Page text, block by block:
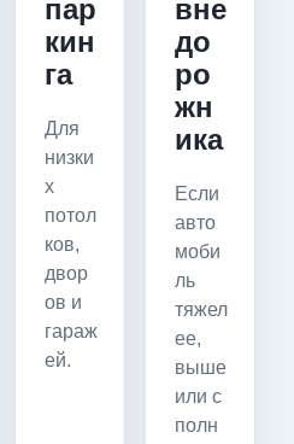
пар
кин
га
Для
низки
х
потол
ков,
двор
ов и
гараж
ей.
вне
до
ро
жн
ика
Если
авто
моби
ль
тяжел
ее,
выше
или с
полн